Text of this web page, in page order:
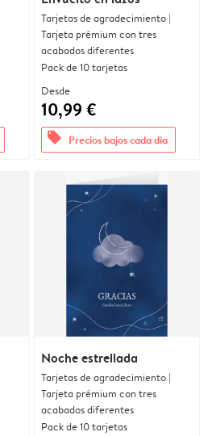
Tarjetas de agradecimiento |
Tarjeta prémium con tres
acabados diferentes
Pack de 10 tarjetas
Desde
10,99 €
offers Precios bajos cada día
Noche estrellada
Tarjetas de agradecimiento |
Tarjeta prémium con tres
acabados diferentes
Pack de 10 tarjetas